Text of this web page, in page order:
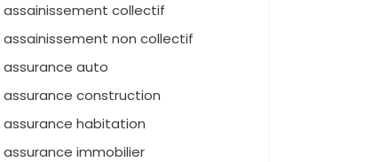
assainissement collectif
assainissement non collectif
assurance auto
assurance construction
assurance habitation
assurance immobilier